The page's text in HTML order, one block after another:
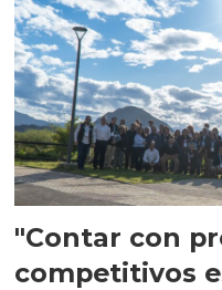
"Contar con
competitivos